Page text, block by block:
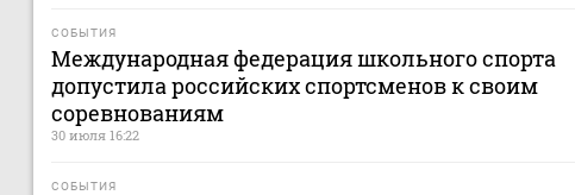
СОБЫТИЯ
Международная федерация школьного спорта
допустила российских спортсменов к своим
соревнованиям
30 июля 16:22
СОБЫТИЯ